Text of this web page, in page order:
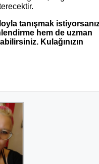
tanışmak
hem de uzman
Kulağınızın